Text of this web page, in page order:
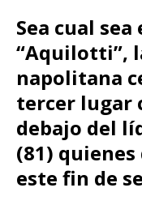
Sea cual
“Aquilotti”,
napolitana
tercer lugar
debajo del
(81)
este fin de